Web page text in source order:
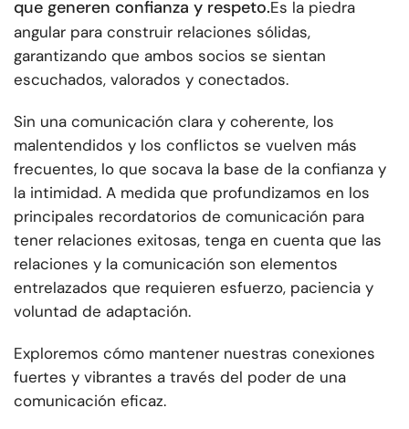
que generen confianza y respeto.Es la piedra
angular para construir relaciones sólidas,
garantizando que ambos socios se sientan
escuchados, valorados y conectados.
Sin una comunicación clara y coherente, los
malentendidos y los conflictos se vuelven más
frecuentes, lo que socava la base de la confianza y
la intimidad. A medida que profundizamos en los
principales recordatorios de comunicación para
tener relaciones exitosas, tenga en cuenta que las
relaciones y la comunicación son elementos
entrelazados que requieren esfuerzo, paciencia y
voluntad de adaptación.
Exploremos cómo mantener nuestras conexiones
fuertes y vibrantes a través del poder de una
comunicación eficaz.